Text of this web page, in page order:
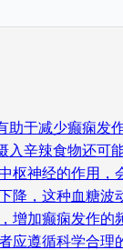
于减少癫痫发
入辛辣食物还可
枢神经的作用，
降，这种血糖波
增加癫痫发作的
应遵循科学合理